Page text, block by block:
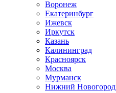
Воронеж
Екатеринбург
Ижевск
Иркутск
Казань
Калининград
Красноярск
Москва
Мурманск
Нижний Новогород